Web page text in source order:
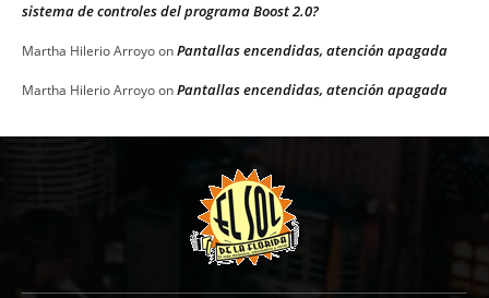
sistema de controles del programa Boost 2.0?
Martha Hilerio ArroyoonPantallas encendidas, atención apagada
Martha Hilerio ArroyoonPantallas encendidas, atención apagada